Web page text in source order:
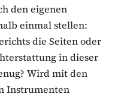
den eigenen
einmal stellen:
die Seiten oder
in dieser
Wird mit den
Instrumenten